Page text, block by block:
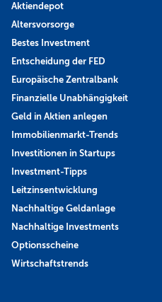
Aktiendepot
Altersvorsorge
Bestes Investment
Entscheidung der FED
Europäische Zentralbank
Finanzielle Unabhängigkeit
Geld in Aktien anlegen
Immobilienmarkt-Trends
Investitionen in Startups
Investment-Tipps
Leitzinsentwicklung
Nachhaltige Geldanlage
Nachhaltige Investments
Optionsscheine
Wirtschaftstrends